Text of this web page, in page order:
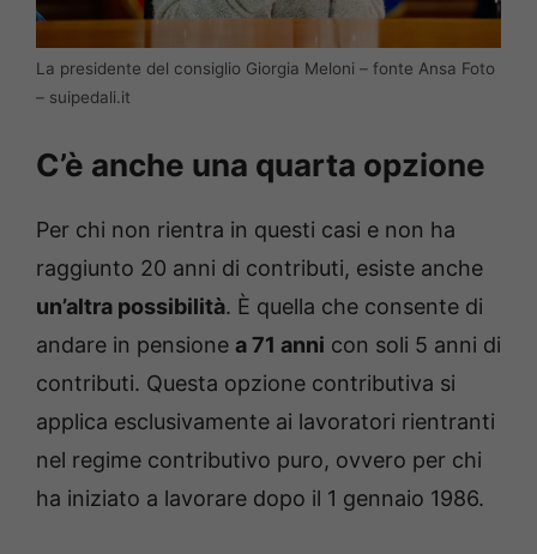
La presidente del consiglio Giorgia Meloni – fonte Ansa Foto
– suipedali.it
C’è anche una quarta opzione
Per chi non rientra in questi casi e non ha
raggiunto 20 anni di contributi, esiste anche
un’altra possibilità. È quella che consente di
andare in pensione a 71 anni con soli 5 anni di
contributi. Questa opzione contributiva si
applica esclusivamente ai lavoratori rientranti
nel regime contributivo puro, ovvero per chi
ha iniziato a lavorare dopo il 1 gennaio 1986.